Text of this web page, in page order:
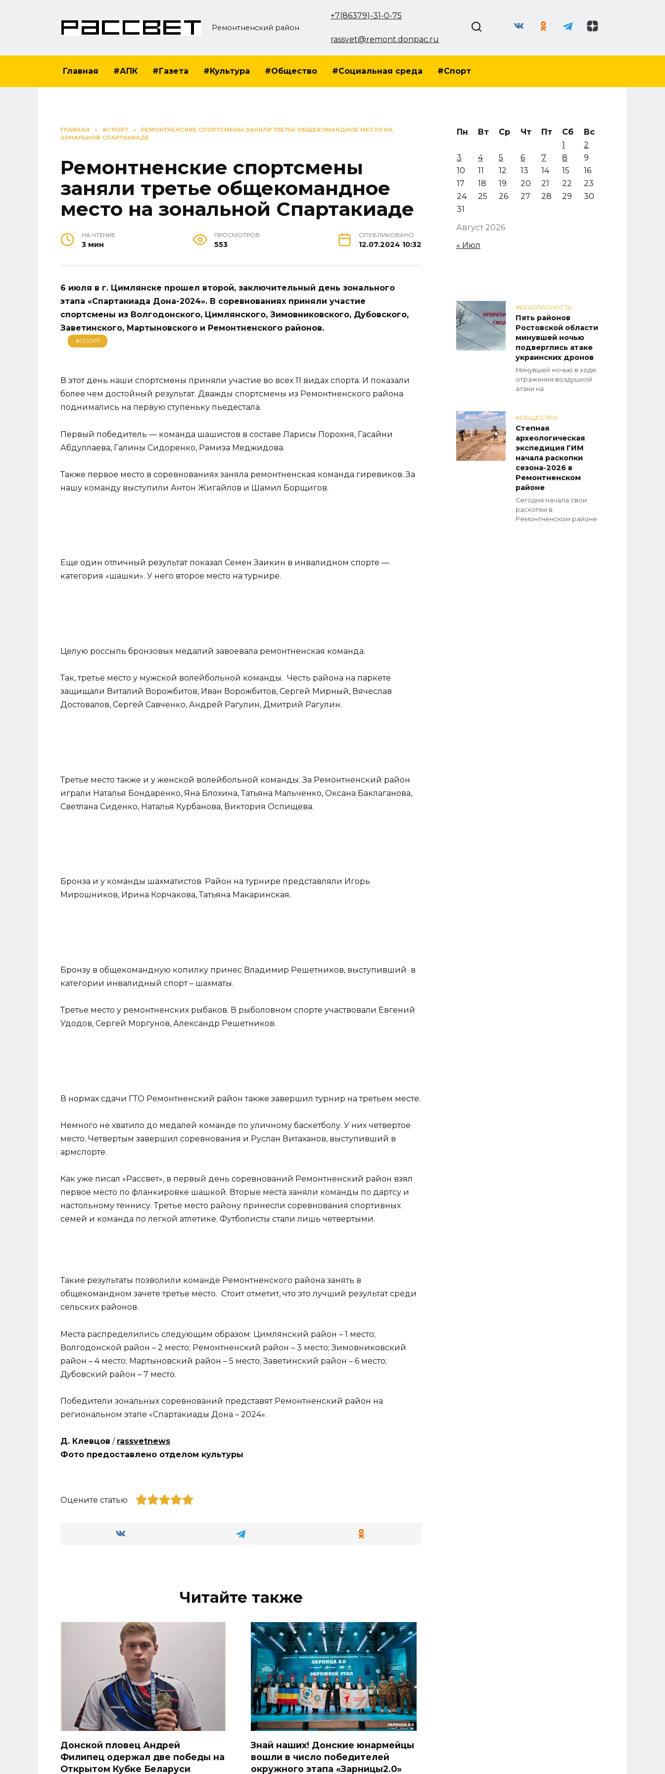
Ремонтненский район
+7(86379)-31-0-75
rassvet@remont.donpac.ru
Главная #АПК #Газета #Культура #Общество #Социальная среда #Спорт
ГЛАВНАЯ » #СПОРТ »
РЕМОНТНЕНСКИЕ СПОРТСМЕНЫ ЗАНЯЛИ ТРЕТЬЕ ОБЩЕКОМАНДНОЕ МЕСТО НА
ЗОНАЛЬНОЙ СПАРТАКИАДЕ
Ремонтненские спортсмены
заняли третье общекомандное
место на зональной Спартакиаде
НА ЧТЕНИЕ
3 мин
ПРОСМОТРОВ
553
ОПУБЛИКОВАНО
12.07.2024 10:32
6 июля в г. Цимлянске прошел второй, заключительный день зонального
этапа «Спартакиада Дона-2024». В соревнованиях приняли участие
спортсмены из Волгодонского, Цимлянского, Зимовниковского, Дубовского,
Заветинского, Мартыновского и Ремонтненского районов.
#СПОРТ
В этот день наши спортсмены приняли участие во всех 11 видах спорта. И показали
более чем достойный результат. Дважды спортсмены из Ремонтненского района
поднимались на первую ступеньку пьедестала.
Первый победитель — команда шашистов в составе Ларисы Порохня, Гасайни
Абдуллаева, Галины Сидоренко, Рамиза Меджидова.
Также первое место в соревнованиях заняла ремонтненская команда гиревиков. За
нашу команду выступили Антон Жигайлов и Шамил Борщигов.
Еще один отличный результат показал Семен Заикин в инвалидном спорте —
категория «шашки». У него второе место на турнире.
Целую россыпь бронзовых медалий завоевала ремонтненская команда.
Так, третье место у мужской волейбольной команды. Честь района на паркете
защищали Виталий Ворожбитов, Иван Ворожбитов, Сергей Мирный, Вячеслав
Достовалов, Сергей Савченко, Андрей Рагулин, Дмитрий Рагулин.
Третье место также и у женской волейбольной команды. За Ремонтненский район
играли Наталья Бондаренко, Яна Блохина, Татьяна Мальченко, Оксана Баклаганова,
Светлана Сиденко, Наталья Курбанова, Виктория Оспищева.
Бронза и у команды шахматистов. Район на турнире представляли Игорь
Мирошников, Ирина Корчакова, Татьяна Макаринская.
Бронзу в общекомандную копилку принес Владимир Решетников, выступивший в
категории инвалидный спорт – шахматы.
Третье место у ремонтненских рыбаков. В рыболовном спорте участвовали Евгений
Удодов, Сергей Моргунов, Александр Решетников.
В нормах сдачи ГТО Ремонтненский район также завершил турнир на третьем месте.
Немного не хватило до медалей команде по уличному баскетболу. У них четвертое
место. Четвертым завершил соревнования и Руслан Витаханов, выступивший в
армспорте.
Как уже писал «Рассвет», в первый день соревнований Ремонтненский район взял
первое место по фланкировке шашкой. Вторые места заняли команды по дартсу и
настольному теннису. Третье место району принесли соревнования спортивных
семей и команда по легкой атлетике. Футболисты стали лишь четвертыми.
Такие результаты позволили команде Ремонтненского района занять в
общекомандном зачете третье место. Стоит отметит, что это лучший результат среди
сельских районов.
Места распределились следующим образом: Цимлянский район – 1 место;
Волгодонской район – 2 место; Ремонтненский район – 3 место; Зимовниковский
район – 4 место; Мартыновский район – 5 место; Заветинский район – 6 место;
Дубовский район – 7 место.
Победители зональных соревнований представят Ремонтненский район на
региональном этапе «Спартакиады Дона – 2024».
Д. Клевцов / rassvetnews
Фото предоставлено отделом культуры
Оцените статью
Читайте также
Донской пловец Андрей
Филипец одержал две победы на
Открытом Кубке Беларуси
Знай наших! Донские юнармейцы
вошли в число победителей
окружного этапа «Зарницы2.0»
Август 2026
Пн Вт Ср Чт Пт Сб
Вс
1
2
3
4 5 6 7 8
9
10
11 12 13 14 15
16
17
18 19 20 21 22
23
24
25 26 27 28 29
30
31
« Июл
#БЕЗОПАСНОСТЬ
Пять районов
Ростовской области
минувшей ночью
подверглись атаке
украинских дронов
Минувшей ночью в ходе
отражения воздушной
атаки на
#ОБЩЕСТВО
Степная
археологическая
экспедиция ГИМ
начала раскопки
сезона-2026 в
Ремонтненском
районе
Сегодня начала свои
раскопки в
Ремонтненском районе